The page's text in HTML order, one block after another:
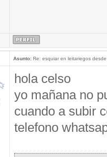
Asunto:Re: esquiar en leitariegos
hola celso
yo mañana no
cuando a subir
telefono